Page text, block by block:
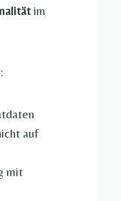
im
auf
mit